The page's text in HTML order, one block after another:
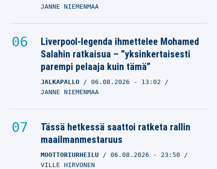
JANNE NIEMENMAA
Liverpool-legenda ihmettelee Mohamed
Salahin ratkaisua – ”yksinkertaisesti
parempi pelaaja kuin tämä”
JALKAPALLO 06.08.2026 - 13:02
JANNE NIEMENMAA
Tässä hetkessä saattoi ratketa rallin
maailmanmestaruus
MOOTTORIURHEILU 06.08.2026 - 23:50
VILLE HIRVONEN